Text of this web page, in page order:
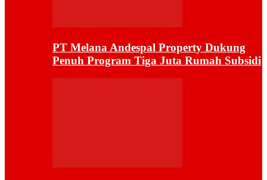
PT Melana Andespal Property Dukung
Penuh Program Tiga Juta Rumah Subsidi